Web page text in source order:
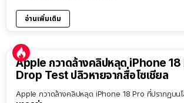
อ่านเพิ่มเติม
Apple กวาดล้างคลิปหลุด iPhone 18
Drop Test ปลิวหายจากสื่อโซเชียล
Apple กวาดล้างคลิปหลุด iPhone 18 Pro ที่ปรากฏบน